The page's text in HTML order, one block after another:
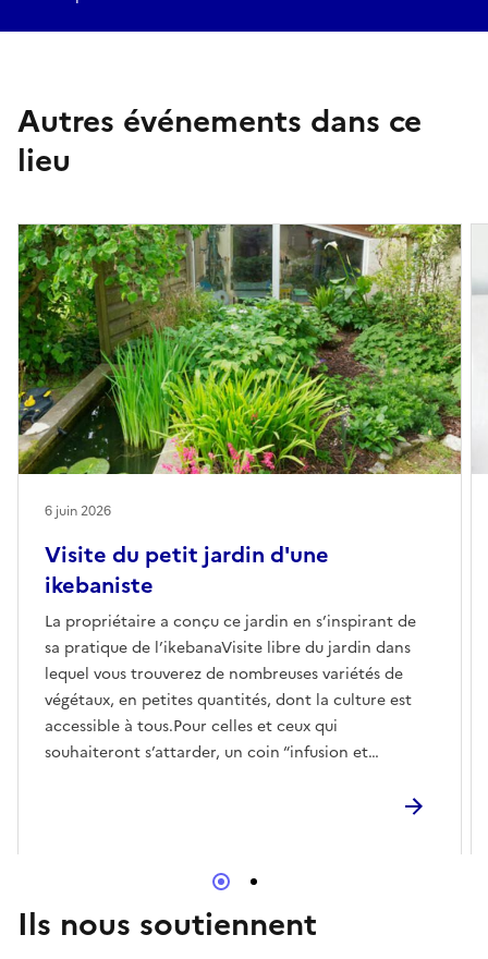
Autres événements dans ce
lieu
Visite du petit jardin d'une
ikebaniste
La propriétaire a conçu ce jardin en s’inspirant de
sa pratique de l’ikebanaVisite libre du jardin dans
lequel vous trouverez de nombreuses variétés de
végétaux, en petites quantités, dont la culture est
accessible à tous.Pour celles et ceux qui
souhaiteront s’attarder, un coin “infusion et
6 juin 2026
Ils nous soutiennent